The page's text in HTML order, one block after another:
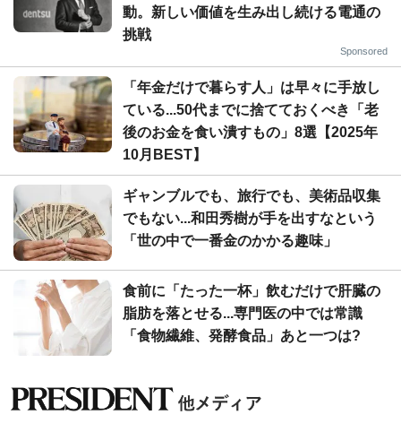
動。新しい価値を生み出し続ける電通の
挑戦
Sponsored
「年金だけで暮らす人」は早々に手放し
ている...50代までに捨てておくべき「老
後のお金を食い潰すもの」8選【2025年
10月BEST】
ギャンブルでも、旅行でも、美術品収集
でもない...和田秀樹が手を出すなという
「世の中で一番金のかかる趣味」
食前に「たった一杯」飲むだけで肝臓の
脂肪を落とせる...専門医の中では常識
「食物繊維、発酵食品」あと一つは?